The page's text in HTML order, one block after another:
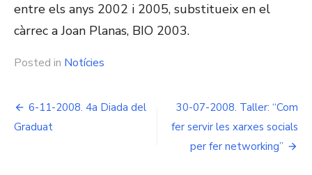
entre els anys 2002 i 2005, substitueix en el
càrrec a Joan Planas, BIO 2003.
Posted in Notícies
Navegació
d'entrades
6-11-2008. 4a Diada del
Graduat
30-07-2008. Taller: “Com
fer servir les xarxes socials
per fer networking”